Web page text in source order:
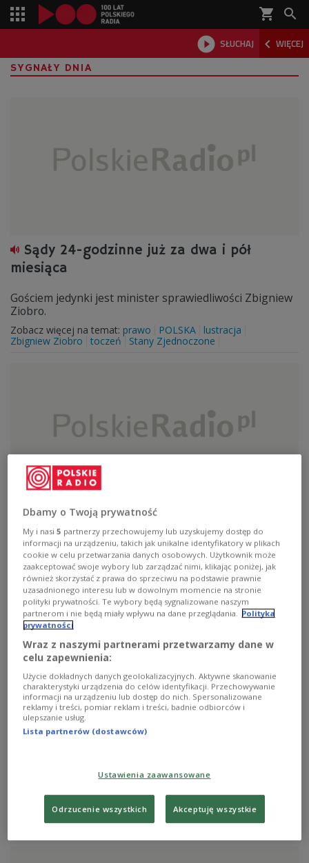
shopping_cart 
 SŁUCHAJ  WIĘCEJ

SYGNAŁY DNIA
Sądy 24-godzinne już za dwa i pół
miesiąca
Gościem jedynki jest minister sprawiedliwości Zbigniew
Ziobro.
Zobacz więcej na temat: prawo POLSKA
lustracja
Zbigniew Ziobro
toczeń Stany Zjednoczone
Poczekam z osądem
Gościem Jedynki jest ksiądz Wacław Oszajca.
Zobacz więcej na temat:Gazeta Polska Watykan
POLSKA
Lublin
Rzeczpospolita
Gościem Jedynki jest Prezes Zakładu Ubezpieczeń
Społecznych - Aleksandra Wiktorow.
Zobacz więcej na temat:emerytura pieniądze OFE
firma
Dbamy o Twoją prywatność
My i nasi5 partnerzy przechowujemy lub uzyskujemy dostęp do
informacji na urządzeniu, takich jak unikalne identyfikatory w plikach
cookie w celu przetwarzania danych osobowych. Użytkownik może
zaakceptować swoje wybory lub zarządzać nimi, klikając poniżej, jak
również skorzystać z prawa do sprzeciwu na podstawie prawnie
uzasadnionego interesu lub w dowolnym momencie na stronie
polityki prywatności. Te wybory będą sygnalizowane naszym
partnerom i nie będą miały wpływu na dane przeglądania. Polityka
prywatności
Wraz z naszymi partnerami przetwarzamy dane w
celu zapewnienia:
Użycie dokładnych danych geolokalizacyjnych. Aktywne skanowanie
charakterystyki urządzenia do celów identyfikacji. Przechowywanie
informacji na urządzeniu lub dostęp do nich. Spersonalizowane
reklamy i treści, pomiar reklam i treści, badnie odbiorców i
ulepszanie usług.
Lista partnerów (dostawców)
Ustawienia zaawansowane
Odrzucenie wszystkich Akceptuję wszystkie